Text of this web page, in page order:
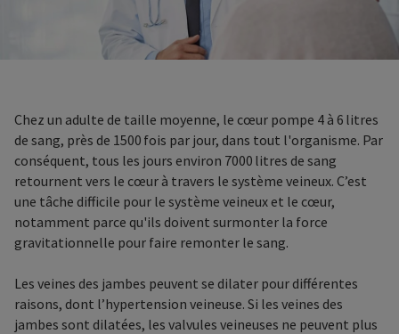
Chez un adulte de taille moyenne, le cœur pompe 4 à 6 litres
de sang, près de 1500 fois par jour, dans tout l'organisme. Par
conséquent, tous les jours environ 7000 litres de sang
retournent vers le cœur à travers le système veineux. C’est
une tâche difficile pour le système veineux et le cœur,
notamment parce qu'ils doivent surmonter la force
gravitationnelle pour faire remonter le sang.
Les veines des jambes peuvent se dilater pour différentes
raisons, dont l’hypertension veineuse. Si les veines des
jambes sont dilatées, les valvules veineuses ne peuvent plus